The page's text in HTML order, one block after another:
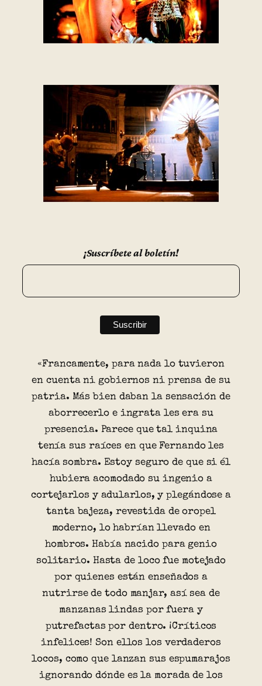
¡Suscríbete al boletín!
«Francamente, para nada lo tuvieron
en cuenta ni gobiernos ni prensa de su
patria. Más bien daban la sensación de
aborrecerlo e ingrata les era su
presencia. Parece que tal inquina
tenía sus raíces en que Fernando les
hacía sombra. Estoy seguro de que si él
hubiera acomodado su ingenio a
cortejarlos y adularlos, y plegándose a
tanta bajeza, revestida de oropel
moderno, lo habrían llevado en
hombros. Había nacido para genio
solitario. Hasta de loco fue motejado
por quienes están enseñados a
nutrirse de todo manjar, así sea de
manzanas lindas por fuera y
putrefactas por dentro. ¡Críticos
infelices! Son ellos los verdaderos
locos, como que lanzan sus espumarajos
ignorando dónde es la morada de los